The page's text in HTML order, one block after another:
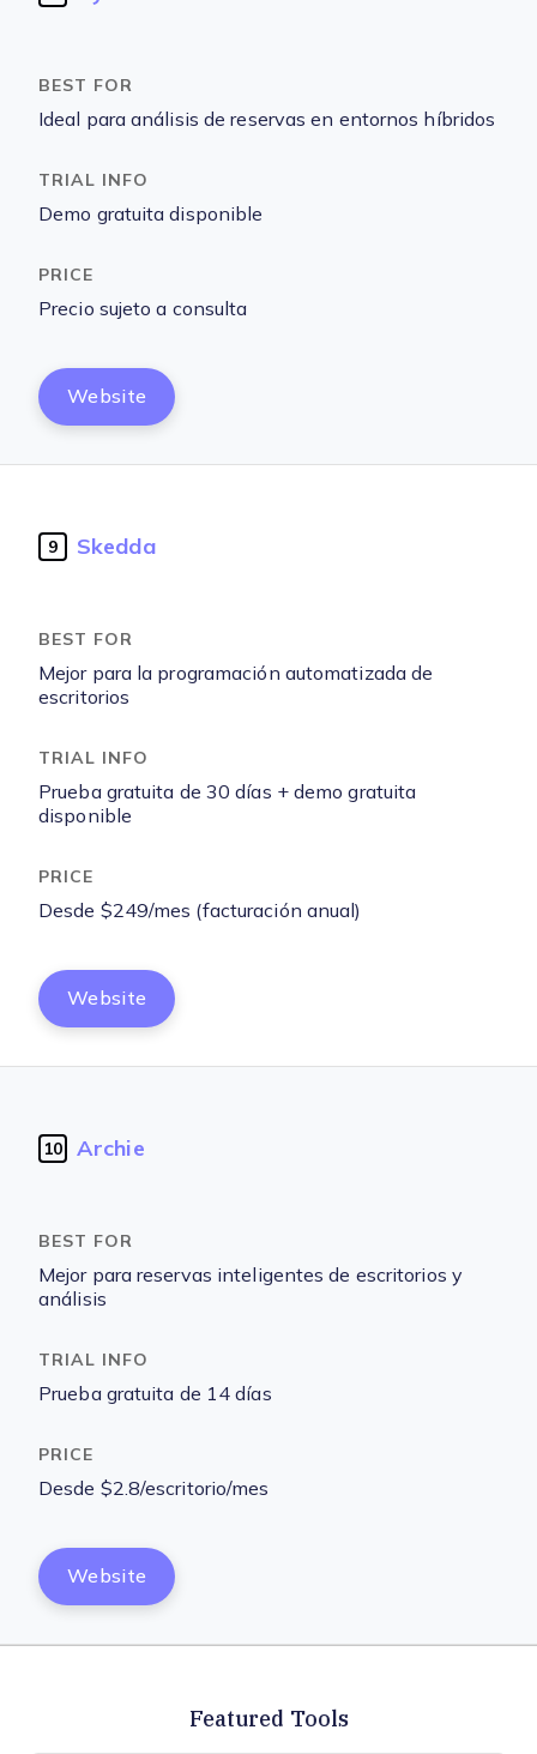
Ideal para análisis de reservas en entornos híbridos
Demo gratuita disponible
Precio sujeto a consulta
Website
9 Skedda
Mejor para la programación automatizada de
escritorios
Prueba gratuita de 30 días + demo gratuita
disponible
Desde $249/mes (facturación anual)
Website
10 Archie
Mejor para reservas inteligentes de escritorios y
análisis
Prueba gratuita de 14 días
Desde $2.8/escritorio/mes
Website
Featured Tools